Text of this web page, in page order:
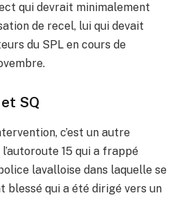
qui devrait minimalement
de recel, lui qui devait
du SPL en cours de
SQ
c’est un autre
15 qui a frappé
lavalloise dans laquelle se
blessé qui a été dirigé vers un